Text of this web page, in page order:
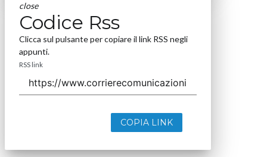
close
Codice Rss
Clicca sul pulsante per copiare il link RSS negli
appunti.
RSS link
COPIA LINK